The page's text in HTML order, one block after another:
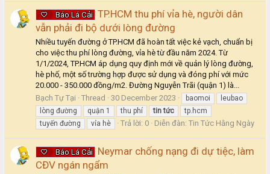
Báo Lá Cải TP.HCM thu phí vỉa hè, người dân
vẫn phải đi bộ dưới lòng đường
Nhiều tuyến đường ở TP.HCM đã hoàn tất việc kẻ vạch, chuẩn bị
cho việc thu phí lòng đường, vỉa hè từ đầu năm 2024. Từ
1/1/2024, TP.HCM áp dụng quy định mới về quản lý lòng đường,
hè phố, một số trường hợp được sử dụng và đóng phí với mức
20.000 - 350.000 đồng/m2. Đường Nguyễn Trãi (quận 1) là...
Bạch Tự Tại
Thread 30 December 2023 baomoi
leubao
lòng đường
quận 1 thu phí tin tức
tp.hcm
tuyến đường
vỉa hè Trả lời: 0 Diễn đàn: Tin Tức Hằng Ngày
Báo Lá Cải Neymar chống nạng đi dự tiệc, làm
CĐV ngán ngẩm